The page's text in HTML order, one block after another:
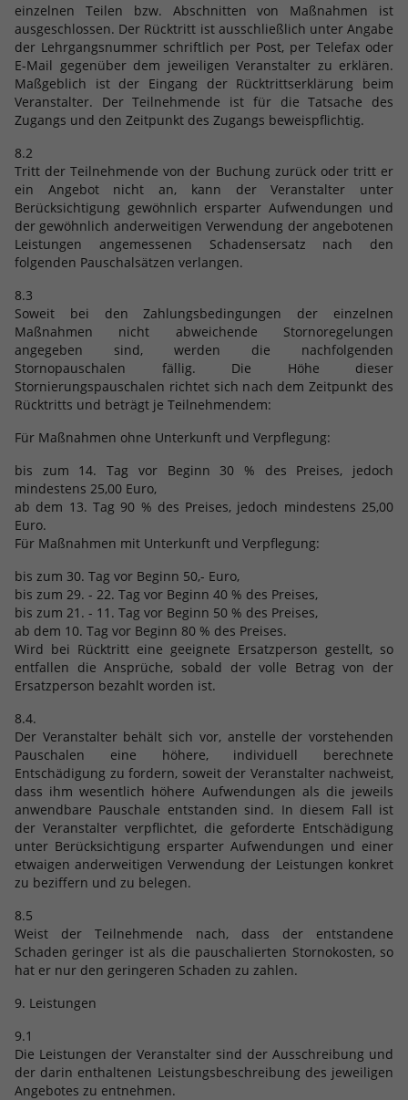
einzelnen Teilen bzw. Abschnitten von Maßnahmen ist
ausgeschlossen. Der Rücktritt ist ausschließlich unter Angabe
der Lehrgangsnummer schriftlich per Post, per Telefax oder
E-Mail gegenüber dem jeweiligen Veranstalter zu erklären.
Maßgeblich ist der Eingang der Rücktrittserklärung beim
Veranstalter. Der Teilnehmende ist für die Tatsache des
Zugangs und den Zeitpunkt des Zugangs beweispflichtig.
8.2
Tritt der Teilnehmende von der Buchung zurück oder tritt er
ein Angebot nicht an, kann der Veranstalter unter
Berücksichtigung gewöhnlich ersparter Aufwendungen und
der gewöhnlich anderweitigen Verwendung der angebotenen
Leistungen angemessenen Schadensersatz nach den
folgenden Pauschalsätzen verlangen.
8.3
Soweit bei den Zahlungsbedingungen der einzelnen
Maßnahmen nicht abweichende Stornoregelungen
angegeben sind, werden die nachfolgenden
Stornopauschalen fällig. Die Höhe dieser
Stornierungspauschalen richtet sich nach dem Zeitpunkt des
Rücktritts und beträgt je Teilnehmendem:
Für Maßnahmen ohne Unterkunft und Verpflegung:
bis zum 14. Tag vor Beginn 30 % des Preises, jedoch
mindestens 25,00 Euro,
ab dem 13. Tag 90 % des Preises, jedoch mindestens 25,00
Euro.
Für Maßnahmen mit Unterkunft und Verpflegung:
bis zum 30. Tag vor Beginn 50,- Euro,
bis zum 29. - 22. Tag vor Beginn 40 % des Preises,
bis zum 21. - 11. Tag vor Beginn 50 % des Preises,
ab dem 10. Tag vor Beginn 80 % des Preises.
Wird bei Rücktritt eine geeignete Ersatzperson gestellt, so
entfallen die Ansprüche, sobald der volle Betrag von der
Ersatzperson bezahlt worden ist.
8.4.
Der Veranstalter behält sich vor, anstelle der vorstehenden
Pauschalen eine höhere, individuell berechnete
Entschädigung zu fordern, soweit der Veranstalter nachweist,
dass ihm wesentlich höhere Aufwendungen als die jeweils
anwendbare Pauschale entstanden sind. In diesem Fall ist
der Veranstalter verpflichtet, die geforderte Entschädigung
unter Berücksichtigung ersparter Aufwendungen und einer
etwaigen anderweitigen Verwendung der Leistungen konkret
zu beziffern und zu belegen.
8.5
Weist der Teilnehmende nach, dass der entstandene
Schaden geringer ist als die pauschalierten Stornokosten, so
hat er nur den geringeren Schaden zu zahlen.
9. Leistungen
9.1
Die Leistungen der Veranstalter sind der Ausschreibung und
der darin enthaltenen Leistungsbeschreibung des jeweiligen
Angebotes zu entnehmen.